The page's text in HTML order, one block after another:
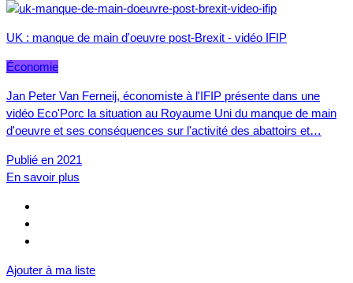
UK : manque de main d'oeuvre post-Brexit - vidéo IFIP
Économie
Jan Peter Van Ferneij, économiste à l'IFIP présente dans une
vidéo Eco'Porc la situation au Royaume Uni du manque de main
d'oeuvre et ses conséquences sur l'activité des abattoirs et…
Publié en 2021
En savoir plus
Ajouter à ma liste